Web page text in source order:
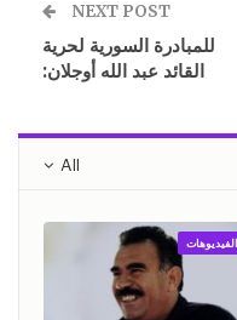
NEXT POST
للمبادرة السورية لحرية
القائد عبد الله أوجلان:
All
الفيديوهات